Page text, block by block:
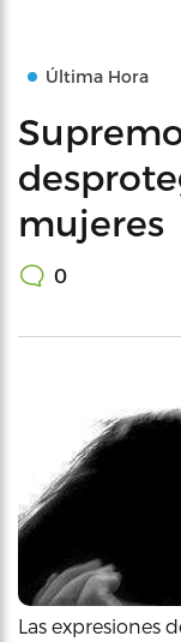
Última Hora
mujeres
0
Las expresiones